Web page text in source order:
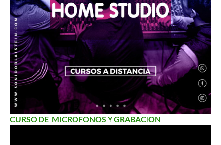
CURSO DE MICRÓFONOS Y GRABACIÓN